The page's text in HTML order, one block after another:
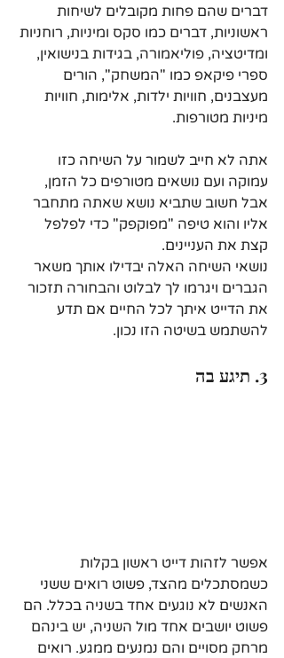
דברים שהם פחות מקובלים לשיחות
ראשוניות, דברים כמו סקס ומיניות, רוחניות
ומדיטציה, פוליאמורה, בגידות בנישואין,
ספרי פיקאפ כמו "המשחק", הורים
מעצבנים, חוויות ילדות, אלימות, חוויות
מיניות מטורפות.
אתה לא חייב לשמור על השיחה כזו
עמוקה ועם נושאים מטורפים כל הזמן,
אבל חשוב שתביא נושא שאתה מתחבר
אליו והוא טיפה "מפוקפק" כדי לפלפל
קצת את העניינים.
נושאי השיחה האלה יבדילו אותך משאר
הגברים ויגרמו לך לבלוט והבחורה תזכור
את הדייט איתך לכל החיים אם תדע
להשתמש בשיטה הזו נכון.
3. תיגע בה
אפשר לזהות דייט ראשון בקלות
כשמסתכלים מהצד, פשוט רואים ששני
האנשים לא נוגעים אחד בשניה בכלל. הם
פשוט יושבים אחד מול השניה, יש בינהם
מרחק מסויים והם נמנעים ממגע. רואים